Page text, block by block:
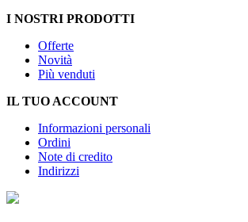
I NOSTRI PRODOTTI
Offerte
Novità
Più venduti
IL TUO ACCOUNT
Informazioni personali
Ordini
Note di credito
Indirizzi